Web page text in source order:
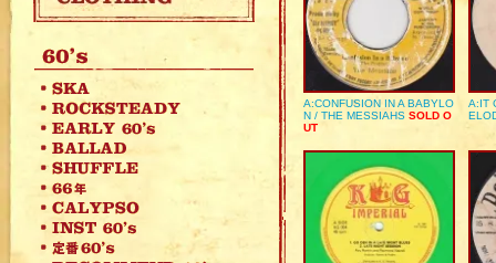
A:CONFUSION IN A BABYLO
N / THE MESSIAHS SOLD O
UT
A:IT